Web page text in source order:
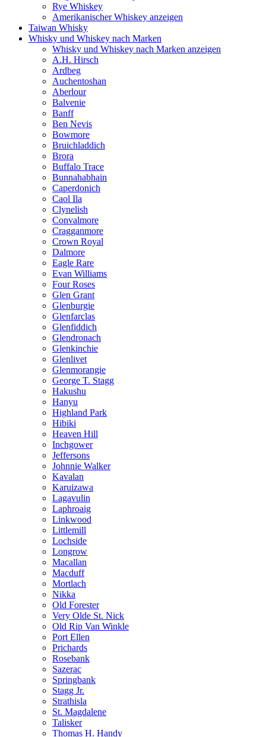
Rye Whiskey
Amerikanischer Whiskey anzeigen
Taiwan Whisky
Whisky und Whiskey nach Marken
Whisky und Whiskey nach Marken anzeigen
A.H. Hirsch
Ardbeg
Auchentoshan
Aberlour
Balvenie
Banff
Ben Nevis
Bowmore
Bruichladdich
Brora
Buffalo Trace
Bunnahabhain
Caperdonich
Caol Ila
Clynelish
Convalmore
Cragganmore
Crown Royal
Dalmore
Eagle Rare
Evan Williams
Four Roses
Glen Grant
Glenburgie
Glenfarclas
Glenfiddich
Glendronach
Glenkinchie
Glenlivet
Glenmorangie
George T. Stagg
Hakushu
Hanyu
Highland Park
Hibiki
Heaven Hill
Inchgower
Jeffersons
Johnnie Walker
Kavalan
Karuizawa
Lagavulin
Laphroaig
Linkwood
Littlemill
Lochside
Longrow
Macallan
Macduff
Mortlach
Nikka
Old Forester
Very Olde St. Nick
Old Rip Van Winkle
Port Ellen
Prichards
Rosebank
Sazerac
Springbank
Stagg Jr.
Strathisla
St. Magdalene
Talisker
Thomas H. Handy